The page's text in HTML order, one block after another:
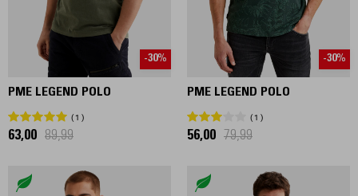
-30%
PME LEGEND POLO
1
63,00 89,99
-30%
PME LEGEND POLO
1
56,00 79,99